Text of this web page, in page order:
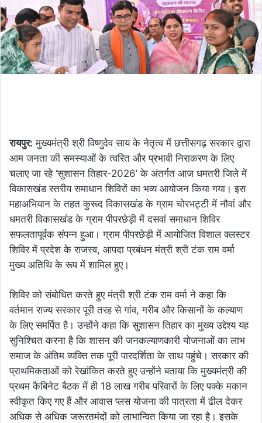
रायपुर: मुख्यमंत्री श्री विष्णुदेव साय के नेतृत्व में छत्तीसगढ़ सरकार द्वारा
आम जनता की समस्याओं के त्वरित और प्रभावी निराकरण के लिए
चलाए जा रहे ‘सुशासन तिहार-2026’ के अंतर्गत आज धमतरी जिले में
विकासखंड स्तरीय समाधान शिविरों का भव्य आयोजन किया गया। इस
महाअभियान के तहत कुरूद विकासखंड के ग्राम चोरभट्टी में नौवां और
धमतरी विकासखंड के ग्राम पीपरछेड़ी में दसवां समाधान शिविर
सफलतापूर्वक संपन्न हुआ। ग्राम पीपरछेड़ी में आयोजित विशाल क्लस्टर
शिविर में प्रदेश के राजस्व, आपदा प्रबंधन मंत्री श्री टंक राम वर्मा
मुख्य अतिथि के रूप में शामिल हुए।
शिविर को संबोधित करते हुए मंत्री श्री टंक राम वर्मा ने कहा कि
वर्तमान राज्य सरकार पूरी तरह से गांव, गरीब और किसानों के कल्याण
के लिए समर्पित है। उन्होंने कहा कि सुशासन तिहार का मुख्य उद्देश्य यह
सुनिश्चित करना है कि शासन की जनकल्याणकारी योजनाओं का लाभ
समाज के अंतिम व्यक्ति तक पूरी पारदर्शिता के साथ पहुंचे। सरकार की
प्राथमिकताओं को रेखांकित करते हुए उन्होंने बताया कि मुख्यमंत्री की
प्रथम कैबिनेट बैठक में ही 18 लाख गरीब परिवारों के लिए पक्के मकान
स्वीकृत किए गए हैं और आवास प्लस योजना की पात्रता में ढील देकर
अधिक से अधिक जरूरतमंदों को लाभान्वित किया जा रहा है। इसके